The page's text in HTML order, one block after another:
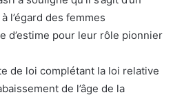
l’égard des femmes
d’estime pour leur rôle pionnier
de loi complétant la loi relative
de l’âge de la